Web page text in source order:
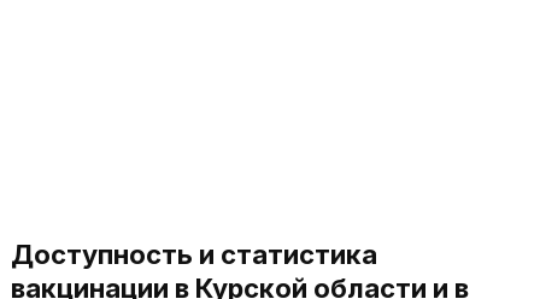
Доступность и статистика
вакцинации в Курской области и в